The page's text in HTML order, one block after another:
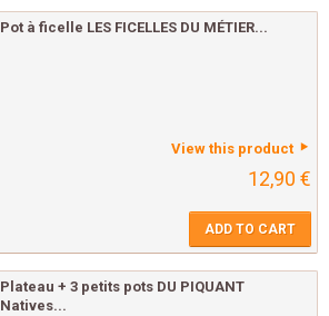
Pot à ficelle LES FICELLES DU MÉTIER...
View this product
12,90 €
ADD TO CART
Plateau + 3 petits pots DU PIQUANT
Natives...